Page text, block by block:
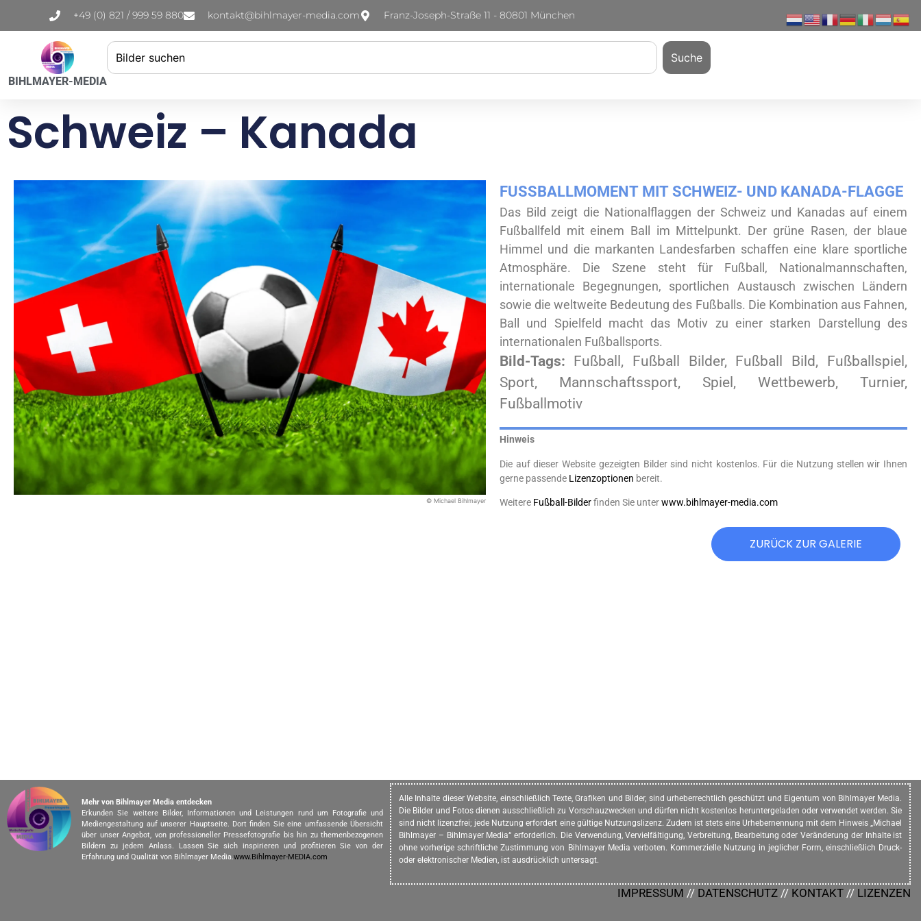
+49 (0) 821 / 999 59 880 kontakt@bihlmayer-media.com Franz-Joseph-Straße 11 - 80801 München
BIHLMAYER-MEDIA
Suche
Schweiz – Kanada
© Michael Bihlmayer
FUSSBALLMOMENT MIT SCHWEIZ- UND KANADA-FLAGGE
Das Bild zeigt die Nationalflaggen der Schweiz und Kanadas auf einem
Fußballfeld mit einem Ball im Mittelpunkt. Der grüne Rasen, der blaue
Himmel und die markanten Landesfarben schaffen eine klare sportliche
Atmosphäre. Die Szene steht für Fußball, Nationalmannschaften,
internationale Begegnungen, sportlichen Austausch zwischen Ländern
sowie die weltweite Bedeutung des Fußballs. Die Kombination aus Fahnen,
Ball und Spielfeld macht das Motiv zu einer starken Darstellung des
internationalen Fußballsports.
Bild-Tags: Fußball, Fußball Bilder, Fußball Bild, Fußballspiel,
Sport, Mannschaftssport, Spiel, Wettbewerb, Turnier,
Fußballmotiv
Hinweis
Die auf dieser Website gezeigten Bilder sind nicht kostenlos. Für die Nutzung stellen wir Ihnen
gerne passende Lizenzoptionen bereit.
Weitere Fußball-Bilderfinden Sie unterwww.bihlmayer-media.com
ZURÜCK ZUR GALERIE
Mehr von Bihlmayer Media entdecken
Erkunden Sie weitere Bilder, Informationen und Leistungen rund um Fotografie und
Mediengestaltung auf unserer Hauptseite. Dort finden Sie eine umfassende Übersicht
über unser Angebot, von professioneller Pressefotografie bis hin zu themenbezogenen
Bildern zu jedem Anlass. Lassen Sie sich inspirieren und profitieren Sie von der
Erfahrung und Qualität von Bihlmayer Media.www.Bihlmayer-MEDIA.com
Alle Inhalte dieser Website, einschließlich Texte, Grafiken und Bilder, sind urheberrechtlich geschützt und Eigentum von Bihlmayer Media.
Die Bilder und Fotos dienen ausschließlich zu Vorschauzwecken und dürfen nicht kostenlos heruntergeladen oder verwendet werden. Sie
sind nicht lizenzfrei; jede Nutzung erfordert eine gültige Nutzungslizenz. Zudem ist stets eine Urhebernennung mit dem Hinweis „Michael
Bihlmayer – Bihlmayer Media“ erforderlich. Die Verwendung, Vervielfältigung, Verbreitung, Bearbeitung oder Veränderung der Inhalte ist
ohne vorherige schriftliche Zustimmung von Bihlmayer Media verboten. Kommerzielle Nutzung in jeglicher Form, einschließlich Druck-
oder elektronischer Medien, ist ausdrücklich untersagt.
IMPRESSUM // DATENSCHUTZ // KONTAKT // LIZENZEN